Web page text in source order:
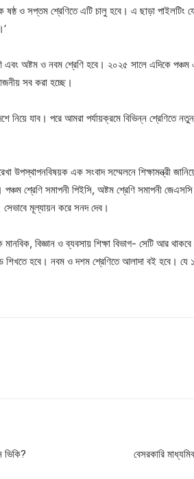
ষষ্ঠ ও সপ্তম শ্রেণিতে এটি চালু হবে। এ ছাড়া পাইলটিং
এবং অষ্টম ও নবম শ্রেণি হবে। ২০২৫ সালে এদিকে পঞ্চম
সব করা হচ্ছে।
নিয়ে যাব। পরে আমরা পর্যায়ক্রমে বিভিন্ন শ্রেণিতে
উপস্থাপনবিষয়ক এক সংবাদ সম্মেলনে শিক্ষামন্ত্রী
শ্রেণি সমাপনী পিইসি, অষ্টম শ্রেণি সমাপনী জেএসসি
মূল্যায়ন করে সনদ দেব।
বিজ্ঞান ও ব্যবসায় শিক্ষা বিভাগ- সেটি আর
শিখতে হবে। নবম ও দশম শ্রেণিতে আলাদা বই হবে। যে
ভিকি? বেসরকারি